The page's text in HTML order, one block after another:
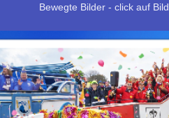
Bewegte Bilder - click auf Bild